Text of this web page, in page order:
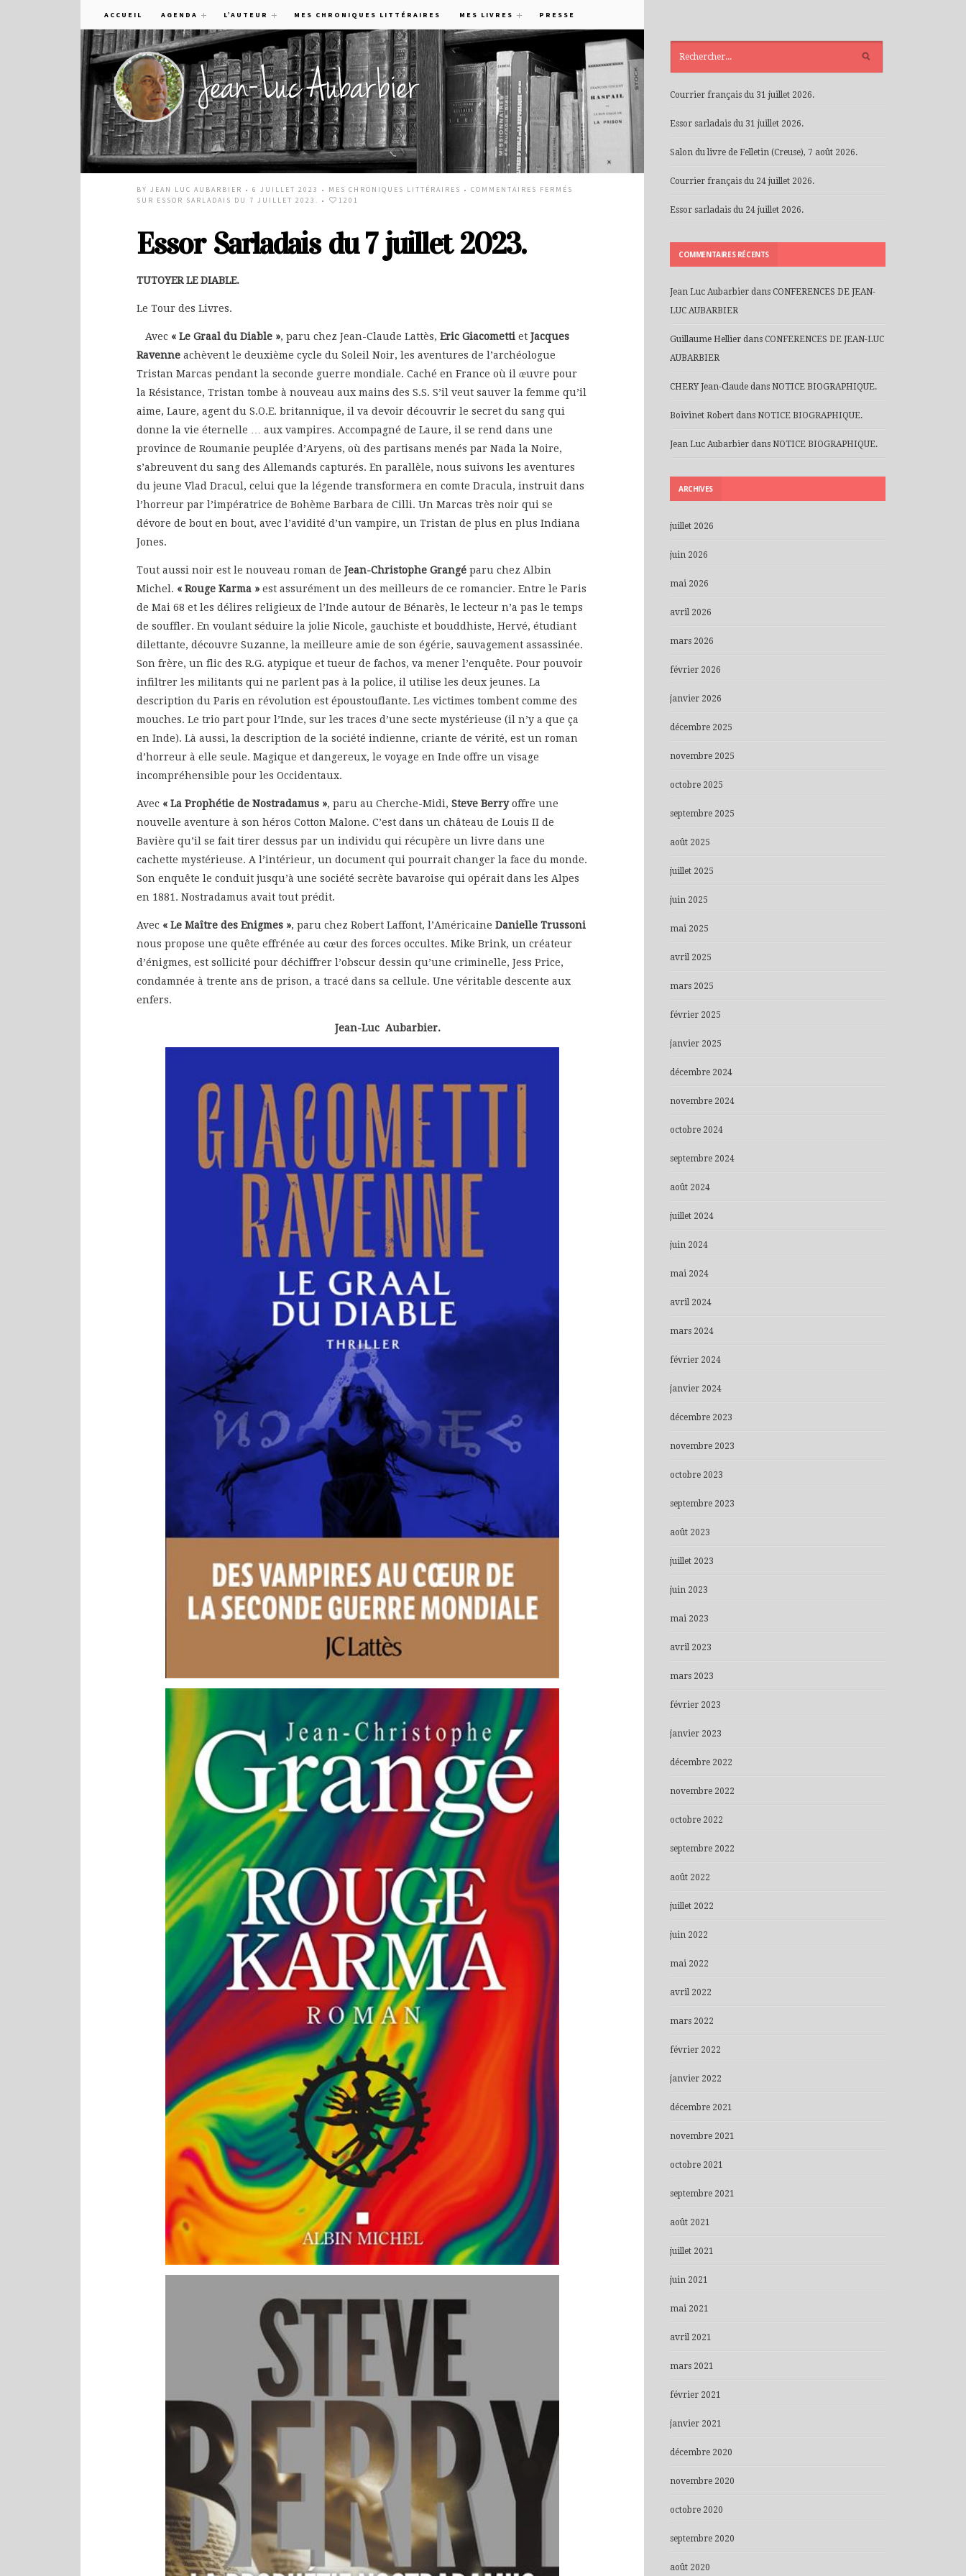
ACCUEIL AGENDA L’AUTEUR MES CHRONIQUES LITTÉRAIRES MES LIVRES PRESSE
BYJEAN LUC AUBARBIER • 6 JUILLET 2023 • MES CHRONIQUES LITTÉRAIRES •COMMENTAIRES FERMÉS
SUR ESSOR SARLADAIS DU 7 JUILLET 2023. • 1201
Essor Sarladais du 7 juillet 2023.
TUTOYER LE DIABLE.
Le Tour des Livres.
Avec « Le Graal du Diable », paru chez Jean-Claude Lattès,Eric GiacomettietJacques
Ravenneachèvent le deuxième cycle du Soleil Noir, les aventures de l’archéologue
Tristan Marcas pendant la seconde guerre mondiale. Caché en France où il œuvre pour
la Résistance, Tristan tombe à nouveau aux mains des S.S. S’il veut sauver la femme qu’il
aime, Laure, agent du S.O.E. britannique, il va devoir découvrir le secret du sang qui
donne la vie éternelle … aux vampires. Accompagné de Laure, il se rend dans une
province de Roumanie peuplée d’Aryens, où des partisans menés par Nada la Noire,
s’abreuvent du sang des Allemands capturés. En parallèle, nous suivons les aventures
du jeune Vlad Dracul, celui que la légende transformera en comte Dracula, instruit dans
l’horreur par l’impératrice de Bohème Barbara de Cilli. Un Marcas très noir qui se
dévore de bout en bout, avec l’avidité d’un vampire, un Tristan de plus en plus Indiana
Jones.
Tout aussi noir est le nouveau roman deJean-Christophe Grangé paru chez Albin
Michel. « Rouge Karma »est assurément un des meilleurs de ce romancier. Entre le Paris
de Mai 68 et les délires religieux de l’Inde autour de Bénarès, le lecteur n’a pas le temps
de souffler. En voulant séduire la jolie Nicole, gauchiste et bouddhiste, Hervé, étudiant
dilettante, découvre Suzanne, la meilleure amie de son égérie, sauvagement assassinée.
Son frère, un flic des R.G. atypique et tueur de fachos, va mener l’enquête. Pour pouvoir
infiltrer les militants qui ne parlent pas à la police, il utilise les deux jeunes. La
description du Paris en révolution est époustouflante. Les victimes tombent comme des
mouches. Le trio part pour l’Inde, sur les traces d’une secte mystérieuse (il n’y a que ça
en Inde). Là aussi, la description de la société indienne, criante de vérité, est un roman
d’horreur à elle seule. Magique et dangereux, le voyage en Inde offre un visage
incompréhensible pour les Occidentaux.
Avec « La Prophétie de Nostradamus », paru au Cherche-Midi,Steve Berryoffre une
nouvelle aventure à son héros Cotton Malone. C’est dans un château de Louis II de
Bavière qu’il se fait tirer dessus par un individu qui récupère un livre dans une
cachette mystérieuse. A l’intérieur, un document qui pourrait changer la face du monde.
Son enquête le conduit jusqu’à une société secrète bavaroise qui opérait dans les Alpes
en 1881. Nostradamus avait tout prédit.
Avec « Le Maître des Enigmes », paru chez Robert Laffont, l’AméricaineDanielle Trussoni
nous propose une quête effrénée au cœur des forces occultes. Mike Brink, un créateur
d’énigmes, est sollicité pour déchiffrer l’obscur dessin qu’une criminelle, Jess Price,
condamnée à trente ans de prison, a tracé dans sa cellule. Une véritable descente aux
enfers.
Jean-Luc Aubarbier.
Courrier français du 31 juillet 2026.
Essor sarladais du 31 juillet 2026.
Salon du livre de Felletin (Creuse), 7 août 2026.
Courrier français du 24 juillet 2026.
Essor sarladais du 24 juillet 2026.
COMMENTAIRES RÉCENTS
Jean Luc Aubarbier dans CONFERENCES DE JEAN-
LUC AUBARBIER
Guillaume Hellier dans CONFERENCES DE JEAN-LUC
AUBARBIER
CHERY Jean-Claude dans NOTICE BIOGRAPHIQUE.
Boivinet Robert dans NOTICE BIOGRAPHIQUE.
Jean Luc Aubarbier dans NOTICE BIOGRAPHIQUE.
ARCHIVES
juillet 2026
juin 2026
mai 2026
avril 2026
mars 2026
février 2026
janvier 2026
décembre 2025
novembre 2025
octobre 2025
septembre 2025
août 2025
juillet 2025
juin 2025
mai 2025
avril 2025
mars 2025
février 2025
janvier 2025
décembre 2024
novembre 2024
octobre 2024
septembre 2024
août 2024
juillet 2024
juin 2024
mai 2024
avril 2024
mars 2024
février 2024
janvier 2024
décembre 2023
novembre 2023
octobre 2023
septembre 2023
août 2023
juillet 2023
juin 2023
mai 2023
avril 2023
mars 2023
février 2023
janvier 2023
décembre 2022
novembre 2022
octobre 2022
septembre 2022
août 2022
juillet 2022
juin 2022
mai 2022
avril 2022
mars 2022
février 2022
janvier 2022
décembre 2021
novembre 2021
octobre 2021
septembre 2021
août 2021
juillet 2021
juin 2021
mai 2021
avril 2021
mars 2021
février 2021
janvier 2021
décembre 2020
novembre 2020
octobre 2020
septembre 2020
août 2020